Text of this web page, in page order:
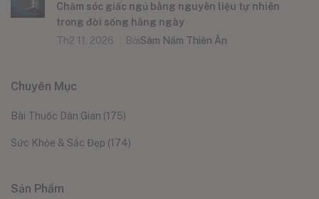
Chăm sóc giấc ngủ bằng nguyên liệu tự nhiên
trong đời sống hằng ngày
Th2 11, 2026
BởiSâm Nấm Thiên Ân
Chuyên Mục
Bài Thuốc Dân Gian (175)
Sức Khỏe & Sắc Đẹp (174)
Sản Phẩm